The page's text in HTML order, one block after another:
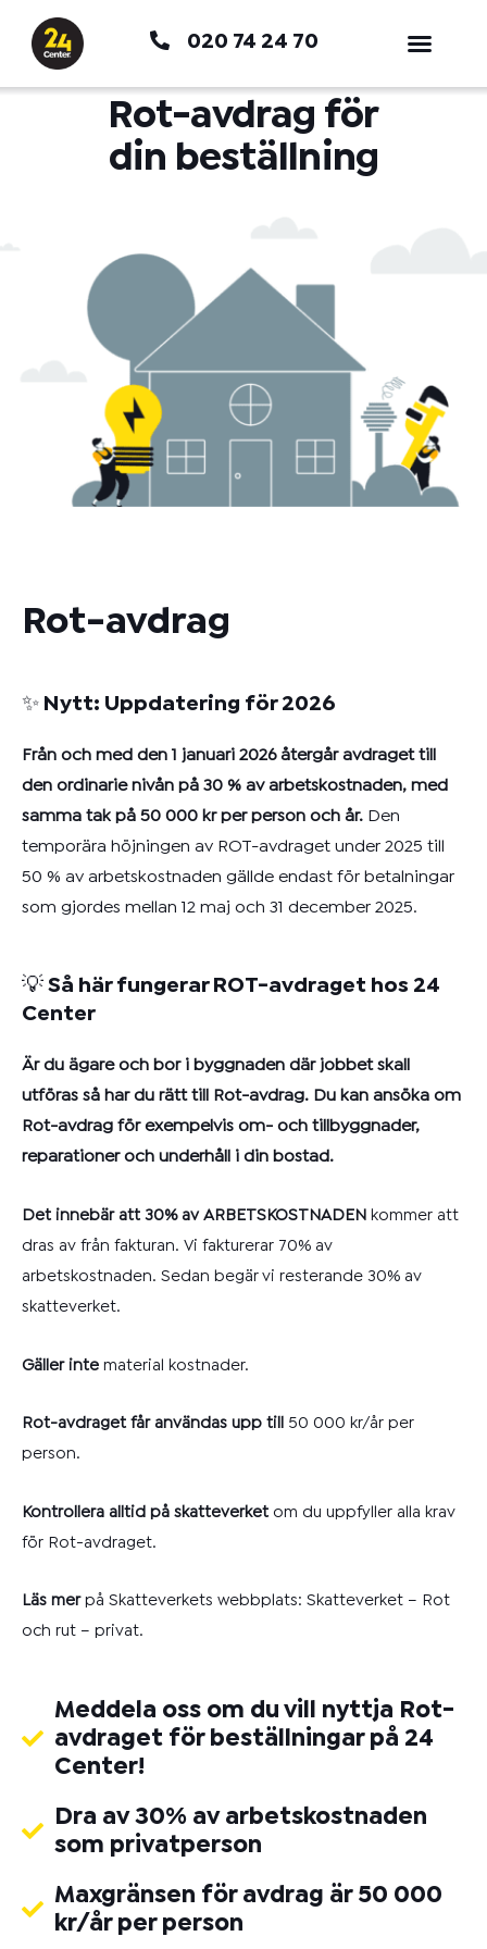
innehåll
020 74 24 70
Rot-avdrag för
din beställning
Rot-avdrag
✨ Nytt: Uppdatering för 2026
Från och med den 1 januari 2026 återgår avdraget till
den ordinarie nivån på 30 % av arbetskostnaden, med
samma tak på 50 000 kr per person och år. Den
temporära höjningen av ROT-avdraget under 2025 till
50 % av arbetskostnaden gällde endast för betalningar
som gjordes mellan 12 maj och 31 december 2025.
💡 Så här fungerar ROT-avdraget hos 24
Center
Är du ägare och bor i byggnaden där jobbet skall
utföras så har du rätt till Rot-avdrag. Du kan ansöka om
Rot-avdrag för exempelvis om- och tillbyggnader,
reparationer och underhåll i din bostad.
Det innebär att 30% av ARBETSKOSTNADEN kommer att
dras av från fakturan. Vi fakturerar 70% av
arbetskostnaden. Sedan begär vi resterande 30% av
skatteverket.
Gäller inte material kostnader.
Rot-avdraget får användas upp till 50 000 kr/år per
person.
Kontrollera alltid på skatteverket om du uppfyller alla krav
för Rot-avdraget.
Läs merpå Skatteverkets webbplats: Skatteverket – Rot
och rut – privat.
Meddela oss om du vill nyttja Rot-
avdraget för beställningar på 24
Center!
Dra av 30% av arbetskostnaden
som privatperson
Maxgränsen för avdrag är 50 000
kr/år per person